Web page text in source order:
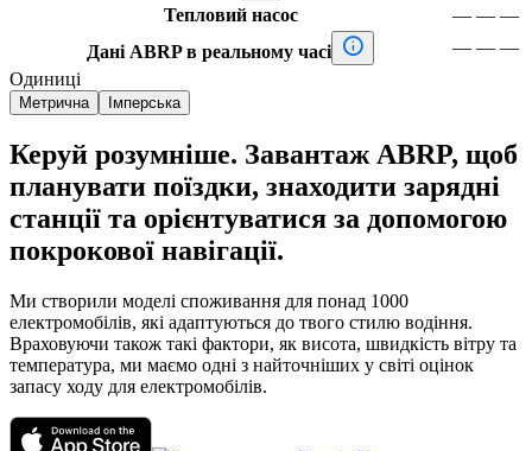
Тепловий насос
— — —
Дані ABRP в реальному часі  — — —
Одиниці
Метрична Імперська
Керуй розумніше. Завантаж ABRP, щоб
планувати поїздки, знаходити зарядні
станції та орієнтуватися за допомогою
покрокової навігації.
Ми створили моделі споживання для понад 1000
електромобілів, які адаптуються до твого стилю водіння.
Враховуючи також такі фактори, як висота, швидкість вітру та
температура, ми маємо одні з найточніших у світі оцінок
запасу ходу для електромобілів.